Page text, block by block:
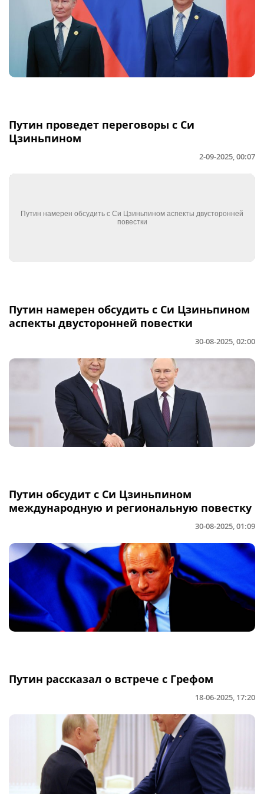
Путин проведет переговоры с Си
Цзиньпином
2-09-2025, 00:07
Путин намерен обсудить с Си Цзиньпином
аспекты двусторонней повестки
30-08-2025, 02:00
Путин обсудит с Си Цзиньпином
международную и региональную повестку
30-08-2025, 01:09
Путин рассказал о встрече с Грефом
18-06-2025, 17:20